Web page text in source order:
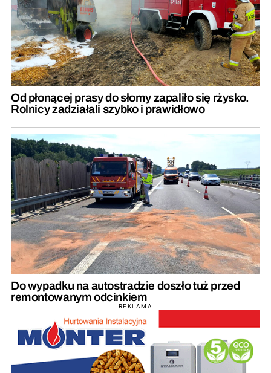
Od płonącej prasy do słomy zapaliło się rżysko.
Rolnicy zadziałali szybko i prawidłowo
Do wypadku na autostradzie doszło tuż przed
remontowanym odcinkiem
REKLAMA